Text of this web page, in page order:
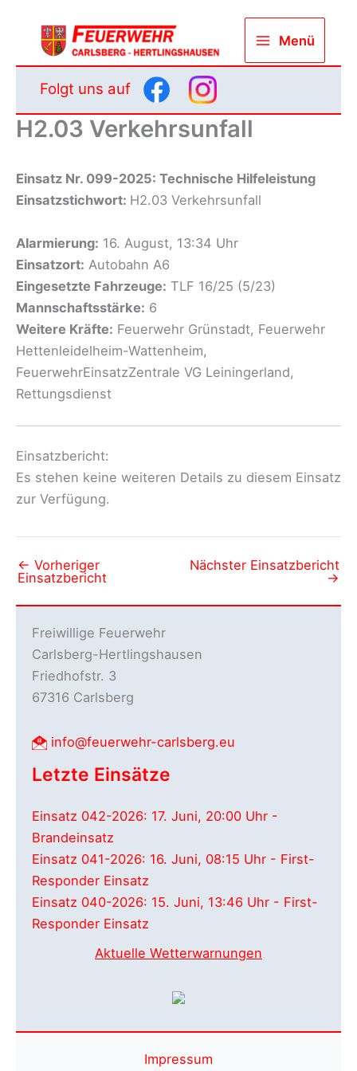
springen
Menü
Folgt uns auf
H2.03 Verkehrsunfall
Einsatz Nr. 099-2025: Technische Hilfeleistung
Einsatzstichwort: H2.03 Verkehrsunfall
Alarmierung: 16. August, 13:34 Uhr
Einsatzort: Autobahn A6
Eingesetzte Fahrzeuge: TLF 16/25 (5/23)
Mannschaftsstärke: 6
Weitere Kräfte: Feuerwehr Grünstadt, Feuerwehr
Hettenleidelheim-Wattenheim,
FeuerwehrEinsatzZentrale VG Leiningerland,
Rettungsdienst
Einsatzbericht:
Es stehen keine weiteren Details zu diesem Einsatz
zur Verfügung.
← Vorheriger
Einsatzbericht
Nächster Einsatzbericht
→
Freiwillige Feuerwehr
Carlsberg-Hertlingshausen
Friedhofstr. 3
67316 Carlsberg
info@feuerwehr-carlsberg.eu
Letzte Einsätze
Einsatz 042-2026: 17. Juni, 20:00 Uhr -
Brandeinsatz
Einsatz 041-2026: 16. Juni, 08:15 Uhr - First-
Responder Einsatz
Einsatz 040-2026: 15. Juni, 13:46 Uhr - First-
Responder Einsatz
Aktuelle Wetterwarnungen
Impressum